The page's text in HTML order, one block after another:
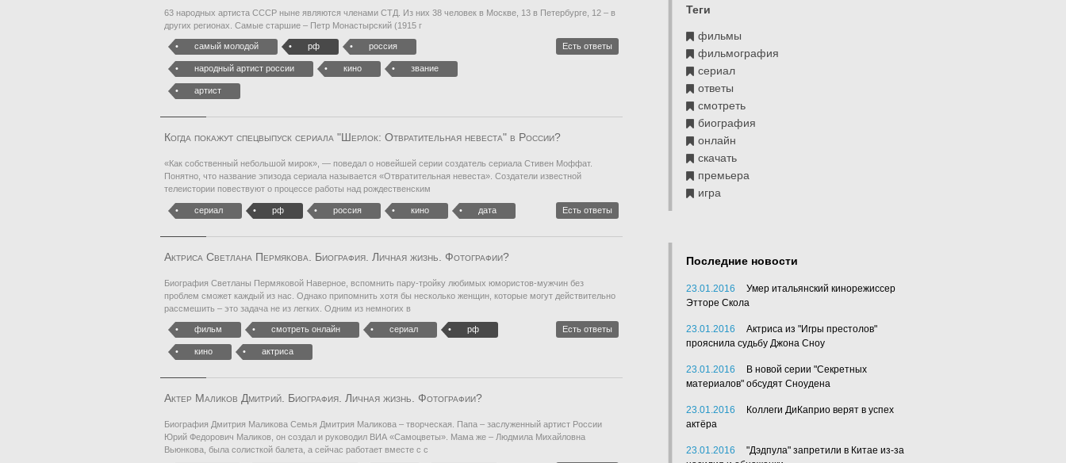
63 народных артиста СССР ныне являются членами СТД. Из них 38 человек в Москве, 13 в Петербурге, 12 – в
других регионах. Самые старшие – Петр Монастырский (1915 г
самый молодой рф россия
народный артист россии кино звание
артист
Есть ответы
Когда покажут спецвыпуск сериала "Шерлок: Отвратительная невеста" в России?
«Как собственный небольшой мирок», — поведал о новейшей серии создатель сериала Стивен Моффат.
Понятно, что название эпизода сериала называется «Отвратительная невеста». Создатели известной
телеистории повествуют о процессе работы над рождественским
сериал рф россия кино дата Есть ответы
Актриса Светлана Пермякова. Биография. Личная жизнь. Фотографии?
Биография Светланы Пермяковой Наверное, вспомнить пару-тройку любимых юмористов-мужчин без
проблем сможет каждый из нас. Однако припомнить хотя бы несколько женщин, которые могут действительно
рассмешить – это задача не из легких. Одним из немногих в
фильм смотреть онлайн сериал рф
кино актриса
Есть ответы
Актер Маликов Дмитрий. Биография. Личная жизнь. Фотографии?
Биография Дмитрия Маликова Семья Дмитрия Маликова – творческая. Папа – заслуженный артист России
Юрий Федорович Маликов, он создал и руководил ВИА «Самоцветы». Мама же – Людмила Михайловна
Вьюнкова, была солисткой балета, а сейчас работает вместе с с
Теги
фильмы
фильмография
сериал
ответы
смотреть
биография
онлайн
скачать
премьера
игра
Последние новости
23.01.2016
Умер итальянский кинорежиссер
Этторе Скола
23.01.2016
Актриса из "Игры престолов"
прояснила судьбу Джона Сноу
23.01.2016
В новой серии "Секретных
материалов" обсудят Сноудена
23.01.2016
Коллеги ДиКаприо верят в успех
актёра
23.01.2016
"Дэдпула" запретили в Китае из-за